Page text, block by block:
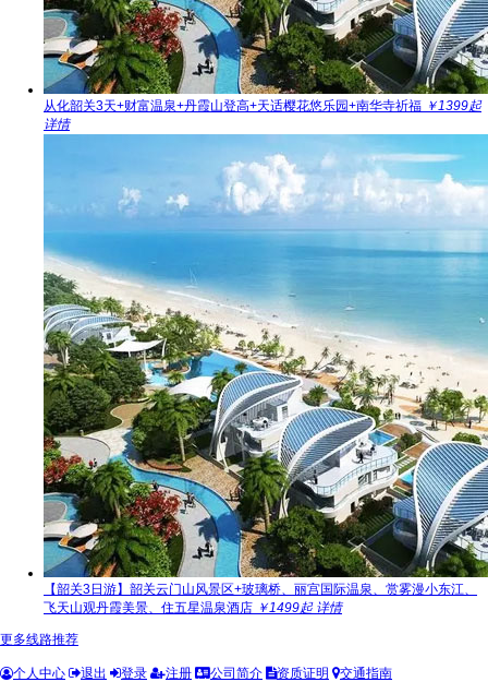
从化韶关3天+财富温泉+丹霞山登高+天适樱花悠乐园+南华寺祈福 ￥1399起
详情
【韶关3日游】韶关云门山风景区+玻璃桥、丽宫国际温泉、赏雾漫小东江、
飞天山观丹霞美景、住五星温泉酒店 ￥1499起 详情
更多线路推荐
个人中心 退出 登录 注册 公司简介 资质证明 交通指南